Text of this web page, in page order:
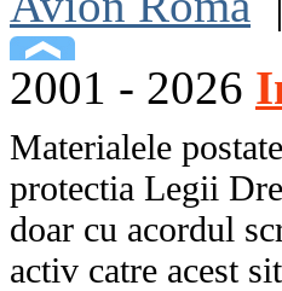
2001 - 2026
Materialele
protectia Legii
doar cu acordul
activ catre acest